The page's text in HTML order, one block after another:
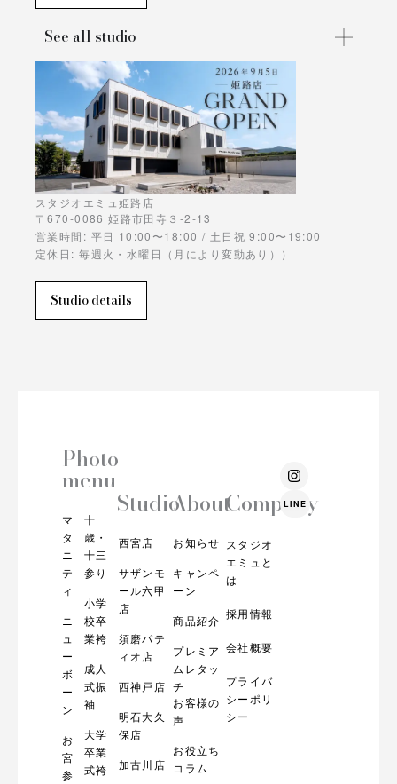
See all studio
スタジオエミュ姫路店
〒670-0086 姫路市田寺３-2-13
営業時間: 平日 10:00〜18:00 / 土日祝 9:00〜19:00
定休日: 毎週火・水曜日（月により変動あり））
Studio details
Photo
menu
マ
タ
ニ
テ
ィ
ニ
ュ
ー
ボ
ー
ン
お
宮
参
十
歳・
十三
参り
小学
校卒
業袴
成人
式振
袖
大学
卒業
式袴
Studio
西宮店
サザンモ
ール六甲
店
須磨パテ
ィオ店
西神戸店
明石大久
保店
加古川店
About
お知らせ
キャンペ
ーン
商品紹介
プレミア
ムレタッ
チ
お客様の
声
お役立ち
コラム
Company
スタジオ
エミュと
は
採用情報
会社概要
プライバ
シーポリ
シー
I
n
s
t
LINE